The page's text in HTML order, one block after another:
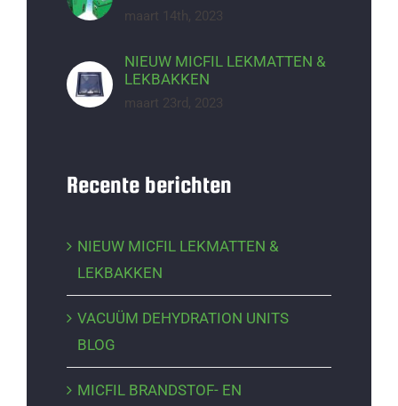
maart 14th, 2023
NIEUW MICFIL LEKMATTEN &
LEKBAKKEN
maart 23rd, 2023
Recente berichten
NIEUW MICFIL LEKMATTEN &
LEKBAKKEN
VACUÜM DEHYDRATION UNITS
BLOG
MICFIL BRANDSTOF- EN